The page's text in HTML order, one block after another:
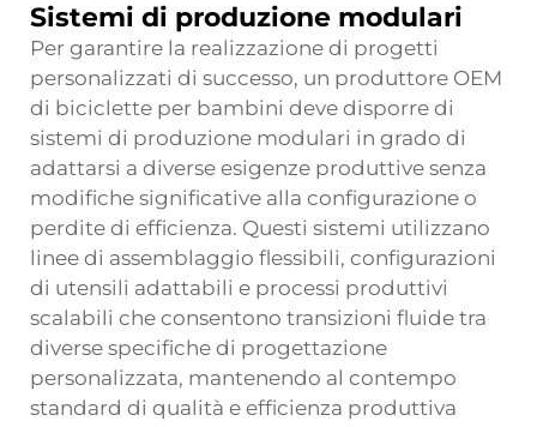
Sistemi di produzione modulari
Per garantire la realizzazione di progetti
personalizzati di successo, un produttore OEM
di biciclette per bambini deve disporre di
sistemi di produzione modulari in grado di
adattarsi a diverse esigenze produttive senza
modifiche significative alla configurazione o
perdite di efficienza. Questi sistemi utilizzano
linee di assemblaggio flessibili, configurazioni
di utensili adattabili e processi produttivi
scalabili che consentono transizioni fluide tra
diverse specifiche di progettazione
personalizzata, mantenendo al contempo
standard di qualità e efficienza produttiva